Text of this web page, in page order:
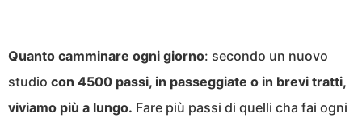
Quanto camminare ogni giorno: secondo un nuovo
studio con 4500 passi, in passeggiate o in brevi tratti,
viviamo più a lungo. Fare più passi di quelli cha fai ogni